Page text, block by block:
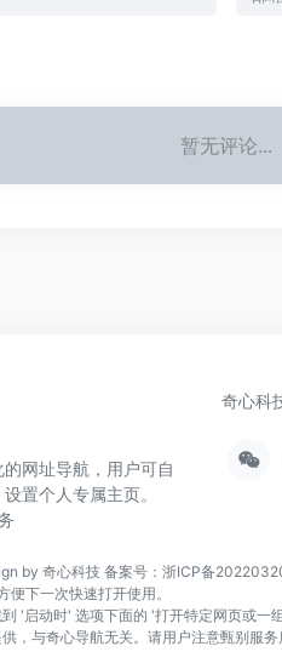
暂无评论...
网址导航，用户可自
置个人专属主页。
奇心科
by 奇心科技 备案号：浙ICP备
下一次快速打开使用。
'启动时' 选项下面的 '打开特定网页或一
，与奇心导航无关。请用户注意甄别服务